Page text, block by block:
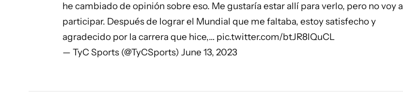
he cambiado de opinión sobre eso. Me gustaría estar allí para verlo, pero no voy a
participar. Después de lograr el Mundial que me faltaba, estoy satisfecho y
agradecido por la carrera que hice,… pic.twitter.com/btJR8lQuCL
— TyC Sports (@TyCSports) June 13, 2023